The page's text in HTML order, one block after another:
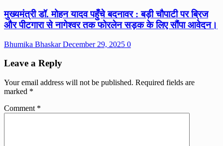
मुख्यमंत्री डॉ. मोहन यादव पहुँचे बदनावर : बड़ी चौपाटी पर ब्रिज
और पीटगारा से नागेश्वर तक फोरलेन सड़क के लिए सौंपा आवेदन।
Bhumika BhaskarDecember 29, 2025 0
Leave a Reply
Your email address will not be published. Required fields are
marked *
Comment *